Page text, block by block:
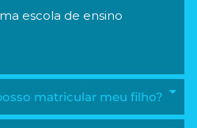
escola de ensino
matricular meu filho?